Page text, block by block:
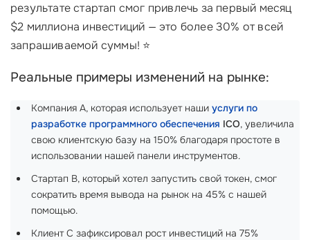
результате стартап смог привлечь за первый месяц
$2 миллиона инвестиций — это более 30% от всей
запрашиваемой суммы! ⭐
Реальные примеры изменений на рынке:
Компания A, которая использует наши услуги по
разработке программного обеспечения ICO, увеличила
свою клиентскую базу на 150% благодаря простоте в
использовании нашей панели инструментов.
Стартап B, который хотел запустить свой токен, смог
сократить время вывода на рынок на 45% с нашей
помощью.
Клиент C зафиксировал рост инвестиций на 75%